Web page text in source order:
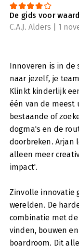
De gids voor
C.A.J. Alders | 1
Innoveren is in de
naar jezelf, je
Klinkt kinderlijk
één van de meest
bestaande of
dogma's en de
doorbreken. Arjan
alleen meer
impact'.
Zinvolle innovatie
werelden. De
combinatie met
vinden, bouwen
boardroom. Dit